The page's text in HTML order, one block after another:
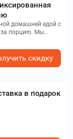
домашней едой с
за порцию. Мы
скидку
в подарок